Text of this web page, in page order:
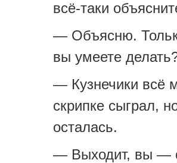
всё-таки
— Объясню.
вы умеете
— Кузнечики всё
скрипке сыграл,
осталась.
— Выходит, вы —